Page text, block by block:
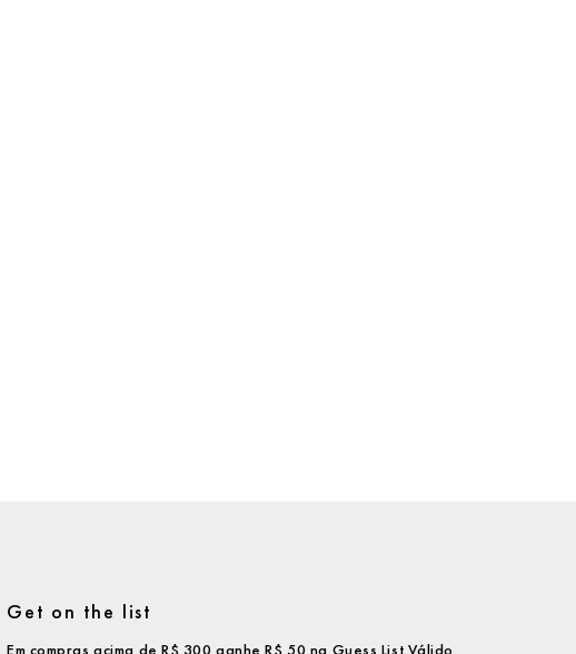
Get on the list
Em compras acima de R$ 300 ganhe R$ 50 na Guess List.Válido